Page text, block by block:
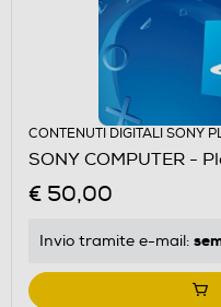
CONTENUTI DIGITALI SONY
SONY COMPUTER -
€ 50,00
Invio tramite e-mail: